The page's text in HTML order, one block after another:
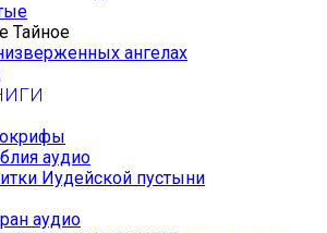
Тайное
ангелах
аудио
Иудейской пустыни
аудио